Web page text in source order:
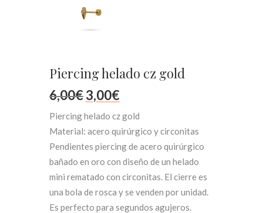
Piercing helado cz gold
6,00€El
precio
original
era:
6,00€.
3,00€El
precio
actual
es:
3,00€.
Piercing helado cz gold
Material: acero quirúrgico y circonitas
Pendientes piercing de acero quirúrgico
bañado en oro con diseño de un helado
mini rematado con circonitas. El cierre es
una bola de rosca y se venden por unidad.
Es perfecto para segundos agujeros.